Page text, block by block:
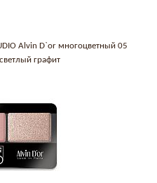
Alvin D`or многоцветный 05
графит